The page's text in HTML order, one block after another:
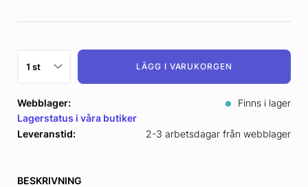
LÄGG I VARUKORGEN
Webblager:
Finns i lager
Lagerstatus i våra butiker
Leveranstid:
2-3 arbetsdagar från webblager
BESKRIVNING